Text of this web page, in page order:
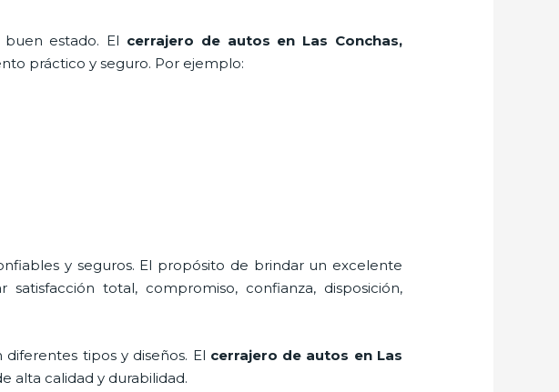
estado. El cerrajero de autos en Las Conchas,
práctico y seguro. Por ejemplo:
y seguros. El propósito de brindar un excelente
satisfacción total, compromiso, confianza, disposición,
tipos y diseños. El cerrajero de autos en Las
alta calidad y durabilidad.